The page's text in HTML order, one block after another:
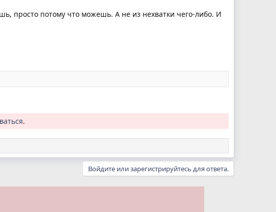
просто потому что можешь. А не из нехватки чего-либо. И
.
Войдите или зарегистрируйтесь для ответа.